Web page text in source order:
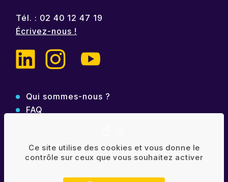
Tél. : 02 40 12 47 19
Écrivez-nous !
Qui sommes-nous ?
FAQ
Politique de confidentialité
Mentions légales
Ce site utilise des cookies et vous donne le
contrôle sur ceux que vous souhaitez activer